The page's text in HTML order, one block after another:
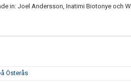
in: Joel Andersson, Inatimi Biotonye och
Österås